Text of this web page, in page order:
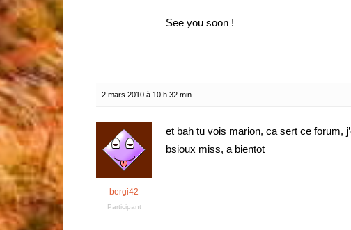
See you soon !
2 mars 2010 à 10 h 32 min
bergi42
Participant
et bah tu vois marion, ca sert ce forum,
bsioux miss, a bientot